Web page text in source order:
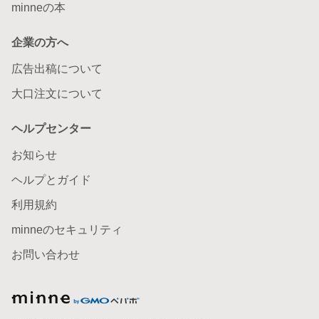
minneの本
企業の方へ
広告出稿について
大口注文について
ヘルプセンター
お知らせ
ヘルプとガイド
利用規約
minneのセキュリティ
お問い合わせ